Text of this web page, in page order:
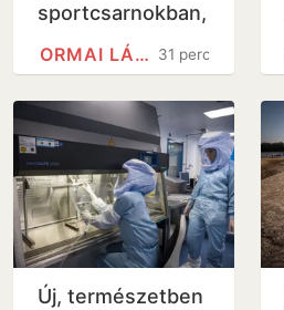
sportcsarnokban,
a belügyminiszter
szerint
Európa-bajnokság
31 perc
ORMAI LÁSZLÓ
Új, természetben